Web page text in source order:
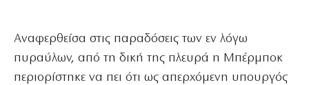
Αναφερθείσα στις παραδόσεις των εν λόγω
πυραύλων, από τη δική της πλευρά η Μπέρμποκ
περιορίστηκε να πει ότι ως απερχόμενη υπουργός